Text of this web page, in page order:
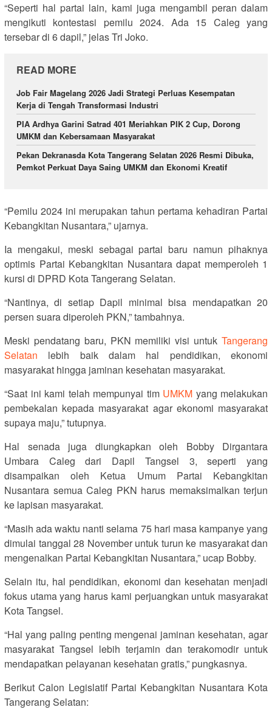
“Seperti hal partai lain, kami juga mengambil peran dalam
mengikuti kontestasi pemilu 2024. Ada 15 Caleg yang
tersebar di 6 dapil,” jelas Tri Joko.
READ MORE
Job Fair Magelang 2026 Jadi Strategi Perluas Kesempatan
Kerja di Tengah Transformasi Industri
PIA Ardhya Garini Satrad 401 Meriahkan PIK 2 Cup, Dorong
UMKM dan Kebersamaan Masyarakat
Pekan Dekranasda Kota Tangerang Selatan 2026 Resmi Dibuka,
Pemkot Perkuat Daya Saing UMKM dan Ekonomi Kreatif
“Pemilu 2024 ini merupakan tahun pertama kehadiran Partai
Kebangkitan Nusantara,” ujarnya.
Ia mengakui, meski sebagai partai baru namun pihaknya
optimis Partai Kebangkitan Nusantara dapat memperoleh 1
kursi di DPRD Kota Tangerang Selatan.
“Nantinya, di setiap Dapil minimal bisa mendapatkan 20
persen suara diperoleh PKN,” tambahnya.
Meski pendatang baru, PKN memiliki visi untuk Tangerang
Selatan lebih baik dalam hal pendidikan, ekonomi
masyarakat hingga jaminan kesehatan masyarakat.
“Saat ini kami telah mempunyai tim UMKM yang melakukan
pembekalan kepada masyarakat agar ekonomi masyarakat
supaya maju,” tutupnya.
Hal senada juga diungkapkan oleh Bobby Dirgantara
Umbara Caleg dari Dapil Tangsel 3, seperti yang
disampaikan oleh Ketua Umum Partai Kebangkitan
Nusantara semua Caleg PKN harus memaksimalkan terjun
ke lapisan masyarakat.
“Masih ada waktu nanti selama 75 hari masa kampanye yang
dimulai tanggal 28 November untuk turun ke masyarakat dan
mengenalkan Partai Kebangkitan Nusantara,” ucap Bobby.
Selain itu, hal pendidikan, ekonomi dan kesehatan menjadi
fokus utama yang harus kami perjuangkan untuk masyarakat
Kota Tangsel.
“Hal yang paling penting mengenai jaminan kesehatan, agar
masyarakat Tangsel lebih terjamin dan terakomodir untuk
mendapatkan pelayanan kesehatan gratis,” pungkasnya.
Berikut Calon Legislatif Partai Kebangkitan Nusantara Kota
Tangerang Selatan: